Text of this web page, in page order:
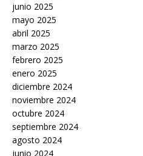
junio 2025
mayo 2025
abril 2025
marzo 2025
febrero 2025
enero 2025
diciembre 2024
noviembre 2024
octubre 2024
septiembre 2024
agosto 2024
junio 2024